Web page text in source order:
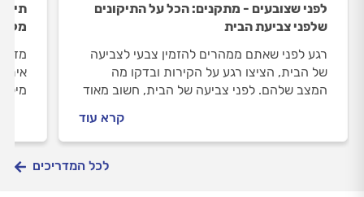
לפני שצובעים - מתקנים: הכל על התיקונים
שלפני צביעת הבית
רגע לפני שאתם ממהרים להזמין צבעי לצביעה
של הבית, הציצו רגע על הקירות ובדקו מה
המצב שלהם. לפני צביעה של הבית, חשוב מאוד
לאורך שנים. אז מה התיקונים שצריכים לבצע
לפני צביעת הבית? יוצאים לדרך.
קרא עוד
לכל המדריכים